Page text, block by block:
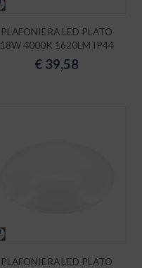
PLAFONIERA LED PLATO
18W 4000K 1620LM IP44
€ 39,58
PLAFONIERA LED PLATO